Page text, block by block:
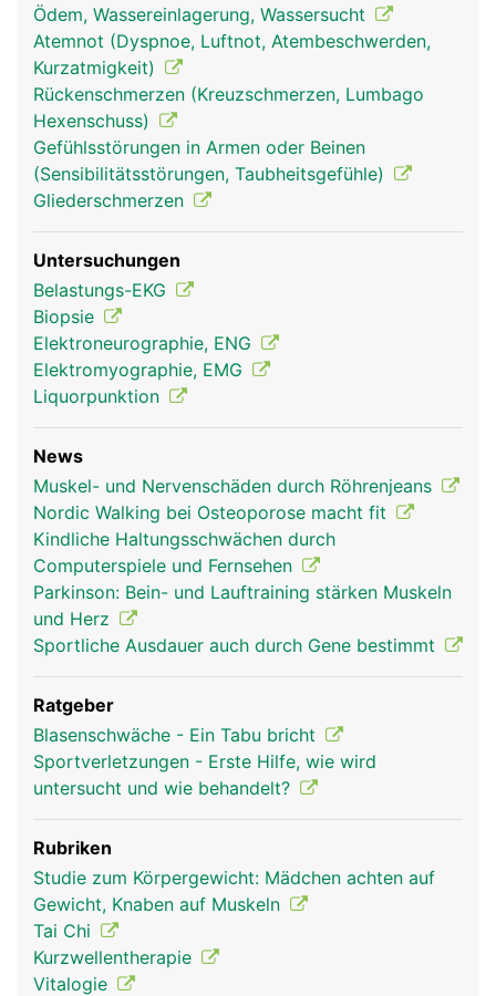
Muskeln Mann
Ödem, Wassereinlagerung, Wassersucht
Atemnot (Dyspnoe, Luftnot, Atembeschwerden,
Kurzatmigkeit)
Rückenschmerzen (Kreuzschmerzen, Lumbago
Hexenschuss)
Gefühlsstörungen in Armen oder Beinen
(Sensibilitätsstörungen, Taubheitsgefühle)
Gliederschmerzen
Untersuchungen
Belastungs-EKG
Biopsie
Elektroneurographie, ENG
Elektromyographie, EMG
Liquorpunktion
News
Muskel- und Nervenschäden durch Röhrenjeans
Nordic Walking bei Osteoporose macht fit
Kindliche Haltungsschwächen durch
Computerspiele und Fernsehen
Parkinson: Bein- und Lauftraining stärken Muskeln
und Herz
Sportliche Ausdauer auch durch Gene bestimmt
Ratgeber
Blasenschwäche - Ein Tabu bricht
Sportverletzungen - Erste Hilfe, wie wird
untersucht und wie behandelt?
Rubriken
Studie zum Körpergewicht: Mädchen achten auf
Gewicht, Knaben auf Muskeln
Tai Chi
Kurzwellentherapie
Vitalogie